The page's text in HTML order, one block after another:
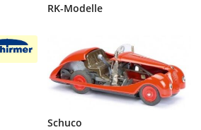
RK-Modelle
Schuco